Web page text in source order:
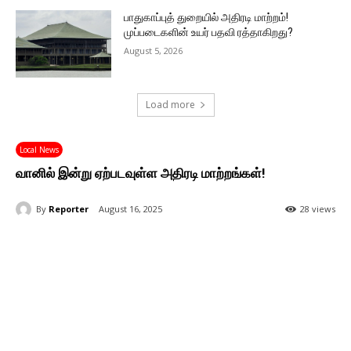
பாதுகாப்புத் துறையில் அதிரடி மாற்றம்!
முப்படைகளின் உயர் பதவி ரத்தாகிறது?
August 5, 2026
Load more
Local News
வானில் இன்று ஏற்படவுள்ள அதிரடி மாற்றங்கள்!
28 views
By Reporter August 16, 2025